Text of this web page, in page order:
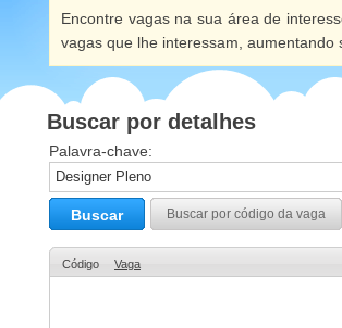
Encontre vagas na sua área de
vagas que lhe interessam,
Buscar por detalhes
Palavra-chave:
Buscar Buscar por código da vaga
Código Vaga